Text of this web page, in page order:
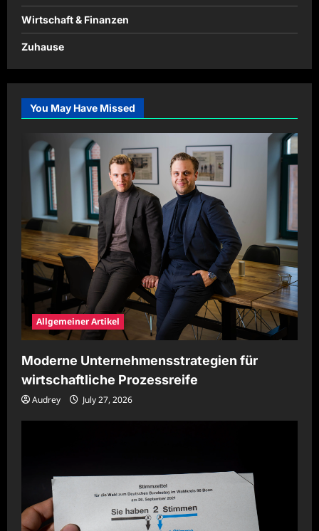
Wirtschaft & Finanzen
Zuhause
You May Have Missed
Allgemeiner Artikel
Moderne Unternehmensstrategien für
wirtschaftliche Prozessreife
Audrey July 27, 2026